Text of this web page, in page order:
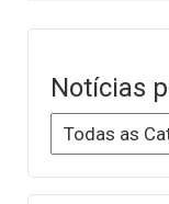
Notícias